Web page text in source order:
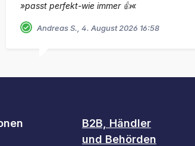
»passt perfekt-wie immer 👍«
Andreas S., 4. August 2026 16:58
B2B, Händler
und Behörden